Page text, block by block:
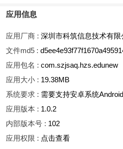
应用信息
应用厂商 : 深圳市科筑信息技术有限
文件md5 :
应用包名 : com.szjsaq.hzs.edunew
应用大小 : 19.38MB
系统要求 : 需要支持安卓系统
应用版本 : 1.0.2
内部版本号 : 102
应用权限 : 点击查看